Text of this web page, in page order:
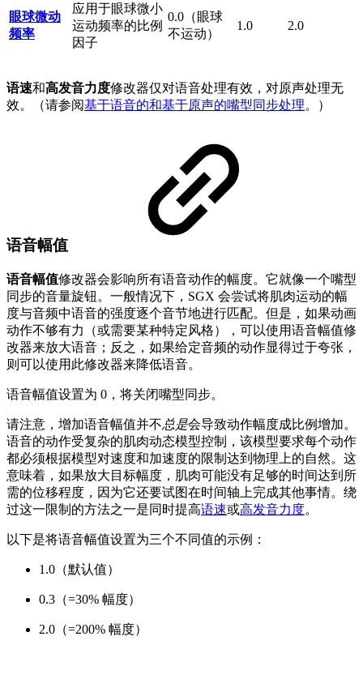
眼球微动
频率
应用于眼球微小
运动频率的比例
因子
0.0（眼球
不运动）
1.0 2.0
语速和高发音力度修改器仅对语音处理有效，对原声处理无
效。（请参阅基于语音的和基于原声的嘴型同步处理。）
语音幅值
语音幅值修改器会影响所有语音动作的幅度。它就像一个嘴型
同步的音量旋钮。一般情况下，SGX 会尝试将肌肉运动的幅
度与音频中语音的强度逐个音节地进行匹配。但是，如果动画
动作不够有力（或需要某种特定风格），可以使用语音幅值修
改器来放大语音；反之，如果给定音频的动作显得过于夸张，
则可以使用此修改器来降低语音。
语音幅值设置为 0，将关闭嘴型同步。
请注意，增加语音幅值并不总是会导致动作幅度成比例增加。
语音的动作受复杂的肌肉动态模型控制，该模型要求每个动作
都必须根据模型对速度和加速度的限制达到物理上的自然。这
意味着，如果放大目标幅度，肌肉可能没有足够的时间达到所
需的位移程度，因为它还要试图在时间轴上完成其他事情。绕
过这一限制的方法之一是同时提高语速或高发音力度。
以下是将语音幅值设置为三个不同值的示例：
1.0（默认值）
0.3（=30% 幅度）
2.0（=200% 幅度）